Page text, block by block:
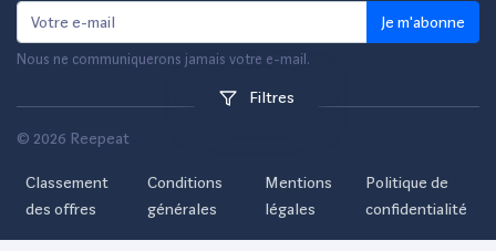
Filtres
Je m'abonne
Nous ne communiquerons jamais votre e-mail.
© 2026 Reepeat
Classement
des offres
Conditions
générales
Mentions
légales
Politique de
confidentialité